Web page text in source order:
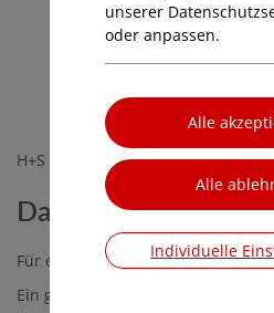
H+S Apotheken, Eigenmarke
Darm Balance, 60
Für eine gesunde Verdauung und
Ein gesunder Darm ist
unserer
oder anpassen.
Individuelle